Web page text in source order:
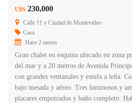
U$S 230,000
Calle 11 y Ciudad de Montevideo
Casa
Hace 2 meses
Gran chalet en esquina ubicado en zona
del mar y a 20 metros de Avenida
con grandes ventanales y estufa a leña.
bajo mesada y aéreo. Tres luminosos y
placares empotrados y baño completo.